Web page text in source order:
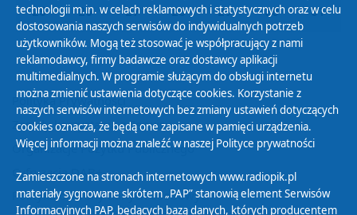
25 26 27 28 29 30 31
Polityka Prywatności
Zasady korzystania z Serwisu
Organizacje Pożytku Publicznego
Cyfryzacja DAB+
Polityka ochrony danych osobowych
technologii m.in. w celach reklamowych i statystycznych oraz w celu
dostosowania naszych serwisów do indywidualnych potrzeb
użytkowników. Mogą też stosować je współpracujący z nami
reklamodawcy, firmy badawcze oraz dostawcy aplikacji
multimedialnych. W programie służącym do obsługi internetu
można zmienić ustawienia dotyczące cookies. Korzystanie z
naszych serwisów internetowych bez zmiany ustawień dotyczących
cookies oznacza, że będą one zapisane w pamięci urządzenia.
Więcej informacji można znaleźć w naszej Polityce prywatności
Zamieszczone na stronach internetowych www.radiopik.pl
materiały sygnowane skrótem „PAP” stanowią element Serwisów
Informacyjnych PAP, będących bazą danych, których producentem